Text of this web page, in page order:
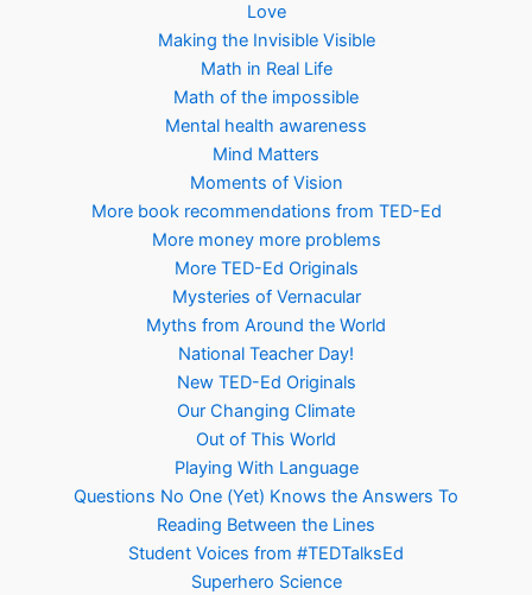
Love
Making the Invisible Visible
Math in Real Life
Math of the impossible
Mental health awareness
Mind Matters
Moments of Vision
More book recommendations from TED-Ed
More money more problems
More TED-Ed Originals
Mysteries of Vernacular
Myths from Around the World
National Teacher Day!
New TED-Ed Originals
Our Changing Climate
Out of This World
Playing With Language
Questions No One (Yet) Knows the Answers To
Reading Between the Lines
Student Voices from #TEDTalksEd
Superhero Science